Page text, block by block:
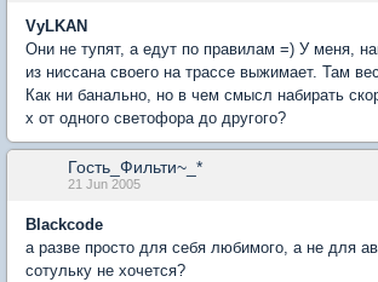
VyLKAN
Они не тупят, а едут по правилам =) У меня,
из ниссана своего на трассе выжимает. Там
Как ни банально, но в чем смысл набирать
х от одного светофора до другого?
Гость_Фильти~_*
21 Jun 2005
Blackcode
а разве просто для себя любимого, а не для
сотульку не хочется?